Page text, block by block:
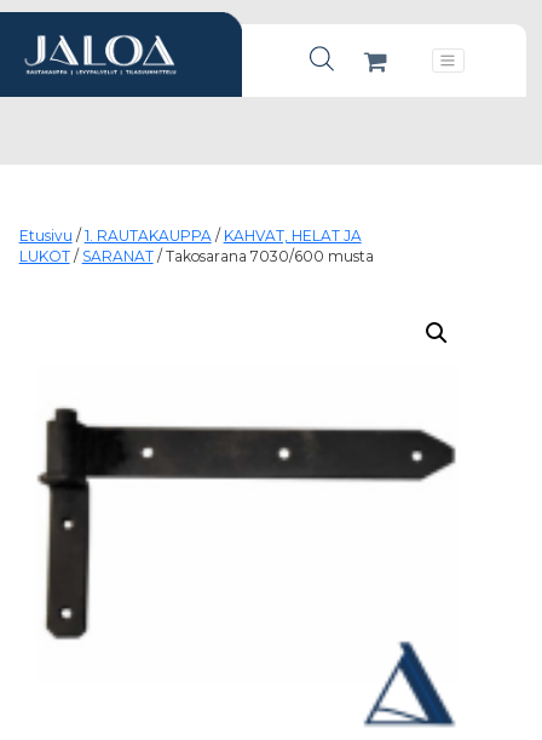
Products search
Päävalikko
Etusivu / 1. RAUTAKAUPPA/ KAHVAT, HELAT JA
LUKOT/ SARANAT/ Takosarana 7030/600 musta